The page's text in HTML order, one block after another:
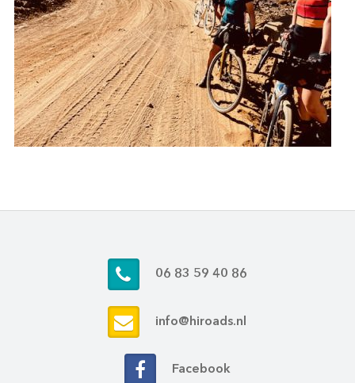
06 83 59 40 86
info@hiroads.nl
Facebook